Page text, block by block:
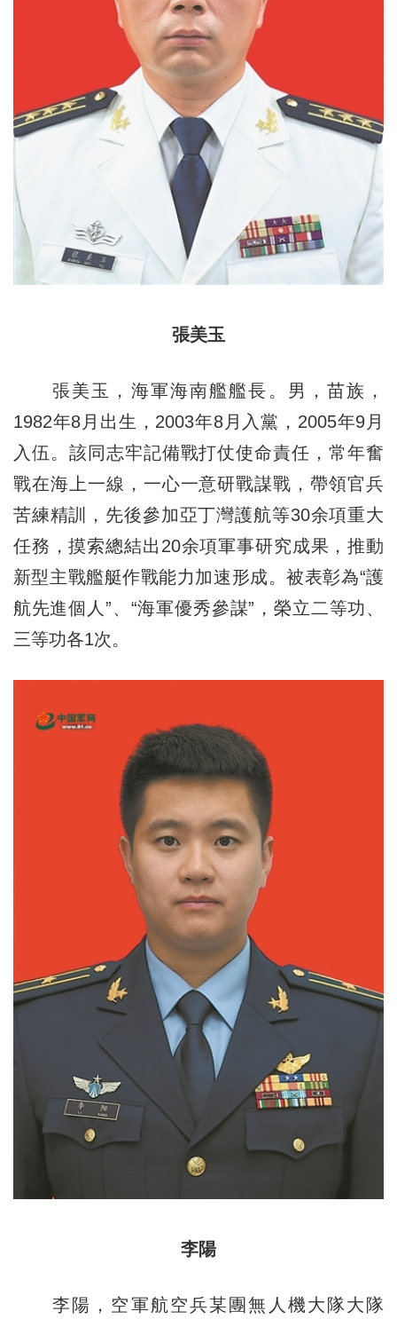
張美玉
張美玉，海軍海南艦艦長。男，苗族，
1982年8月出生，2003年8月入黨，2005年9月
入伍。該同志牢記備戰打仗使命責任，常年奮
戰在海上一線，一心一意研戰謀戰，帶領官兵
苦練精訓，先後參加亞丁灣護航等30余項重大
任務，摸索總結出20余項軍事研究成果，推動
新型主戰艦艇作戰能力加速形成。被表彰為“護
航先進個人”、“海軍優秀參謀”，榮立二等功、
三等功各1次。
李陽
李陽，空軍航空兵某團無人機大隊大隊